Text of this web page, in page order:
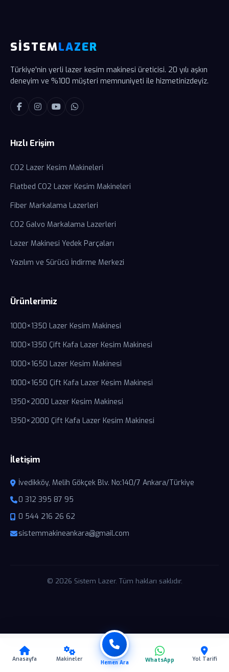
SİSTEMLAZER
Türkiye'nin yerli lazer kesim makinesi üreticisi. 20 yılı aşkın
deneyim ve %100 müşteri memnuniyeti ile hizmetinizdeyiz.
Hızlı Erişim
CO2 Lazer Kesim Makineleri
Flatbed CO2 Lazer Kesim Makineleri
Fiber Markalama Lazerleri
CO2 Galvo Markalama Lazerleri
Lazer Makinesi Yedek Parçaları
Yazılım ve Sürücü İndirme Merkezi
Ürünlerimiz
1000×1350 Lazer Kesim Makinesi
1000×1350 Çift Kafa Lazer Kesim Makinesi
1000×1650 Lazer Kesim Makinesi
1000×1650 Çift Kafa Lazer Kesim Makinesi
1350×2000 Lazer Kesim Makinesi
1350×2000 Çift Kafa Lazer Kesim Makinesi
İletişim
İvedikköy, Melih Gökçek Blv. No:140/7 Ankara/Türkiye
0 312 395 87 95
0 544 216 26 62
sistemmakineankara@gmail.com
© 2026 Sistem Lazer. Tüm hakları saklıdır.
Anasayfa Makineler
Hemen Ara WhatsApp Yol Tarifi